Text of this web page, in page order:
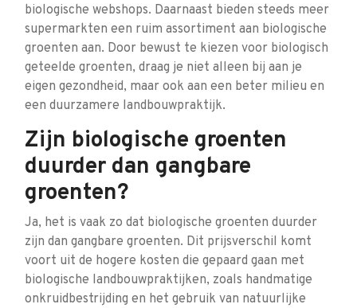
biologische webshops. Daarnaast bieden steeds meer
supermarkten een ruim assortiment aan biologische
groenten aan. Door bewust te kiezen voor biologisch
geteelde groenten, draag je niet alleen bij aan je
eigen gezondheid, maar ook aan een beter milieu en
een duurzamere landbouwpraktijk.
Zijn biologische groenten
duurder dan gangbare
groenten?
Ja, het is vaak zo dat biologische groenten duurder
zijn dan gangbare groenten. Dit prijsverschil komt
voort uit de hogere kosten die gepaard gaan met
biologische landbouwpraktijken, zoals handmatige
onkruidbestrijding en het gebruik van natuurlijke